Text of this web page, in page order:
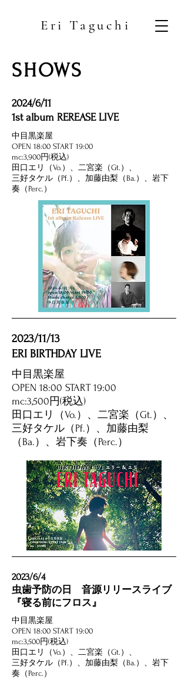
Eri Taguchi
SHOWS
2024/6/11
1st album REREASE LIVE
中目黒楽屋
OPEN 18:00 START 19:00
​mc:3,900円(税込)
田口エリ（Vo.）、二宮楽（Gt.）、
三好タケル（Pf.）、加藤由梨（Ba.）、岩下
奏（Perc.）
2023/11/13
ERI BIRTHDAY LIVE
中目黒楽屋
OPEN 18:00 START 19:00
​mc:3,500円(税込)
田口エリ（Vo.）、二宮楽（Gt.）、
三好タケル（Pf.）、加藤由梨
（Ba.）、岩下奏（Perc.）
2023/6/4
虫歯予防の日 音源リリースライブ
『寝る前にフロス』
中目黒楽屋
OPEN 18:00 START 19:00
​mc:3,500円(税込)
田口エリ（Vo.）、二宮楽（Gt.）、
三好タケル（Pf.）、加藤由梨（Ba.）、岩下
奏（Perc.）